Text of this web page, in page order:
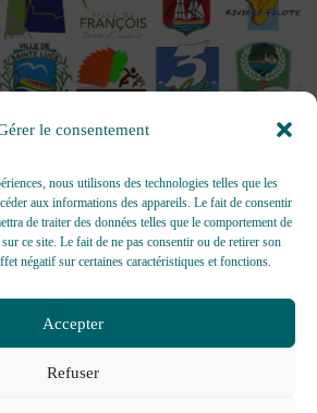
le consentement
nous utilisons des technologies telles que les
aux informations des appareils. Le fait de consentir
de traiter des données telles que le comportement de
ce site. Le fait de ne pas consentir ou de retirer son
négatif sur certaines caractéristiques et fonctions.
Accepter
Refuser
- Pour les activités d’accueil,
communication, de création et gestion
d’événements